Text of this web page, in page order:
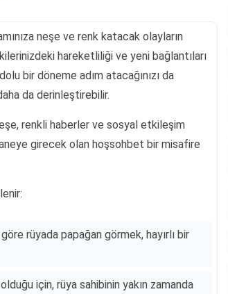
neşe ve renk katacak olayların
hareketliliği ve yeni bağlantıları
bir döneme adım atacağınızı da
da derinleştirebilir.
renkli haberler ve sosyal etkileşim
girecek olan hoşsohbet bir misafire
rüyada papağan görmek, hayırlı bir
için, rüya sahibinin yakın zamanda